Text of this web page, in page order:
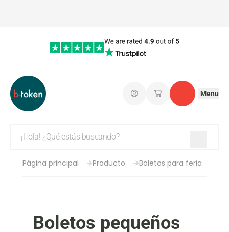
Iniciar sesiónMis carritos de
Contacto
Menu
Página principal Producto Boletos para feria
Boletos pequeños